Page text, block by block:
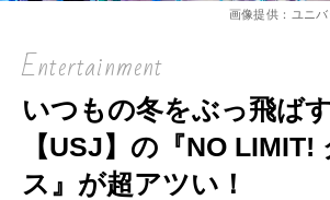
画像提供：ユニ
Entertainment
いつもの冬をぶっ飛ば
【USJ】の『NO LIMIT!
ス』が超アツい！